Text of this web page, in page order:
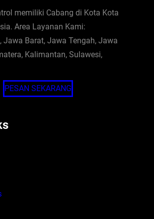
memiliki Cabang di Kota Kota
Area Layanan Kami:
Jawa Barat, Jawa Tengah, Jawa
Kalimantan, Sulawesi,
PESAN SEKARANG